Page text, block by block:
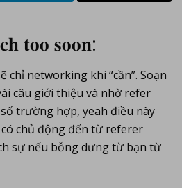
𝐭𝐨𝐨 𝐬𝐨𝐨𝐧:
chỉ networking khi “cần”. Soạn
câu giới thiệu và nhờ refer
trường hợp, yeah điều này
chủ động đến từ referer
sự nếu bỗng dưng từ bạn từ